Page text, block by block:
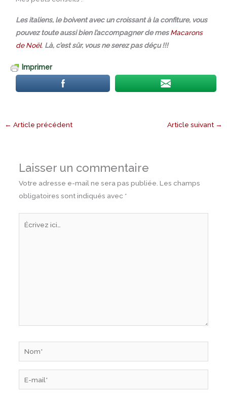
Les italiens, le boivent avec un croissant à la confiture, vous
pouvez toute aussi bien l’accompagner de mesMacarons
de Noël. Là, c’est sûr, vous ne serez pas déçu !!!
Imprimer
← Article précédent Article suivant →
Laisser un commentaire
Votre adresse e-mail ne sera pas publiée. Les champs
obligatoires sont indiqués avec *
mail*